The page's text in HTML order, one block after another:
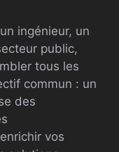
ingénieur, un
public,
tous les
commun : un
des
vos